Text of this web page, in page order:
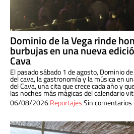
Dominio de la Vega rinde
burbujas en una nueva
Cava
El pasado sábado 1 de agosto, Dominio
del cava, la gastronomía y la música en
del Cava, una cita que crece cada año y
las noches más mágicas del calendario
06/08/2026ReportajesSin comentarios